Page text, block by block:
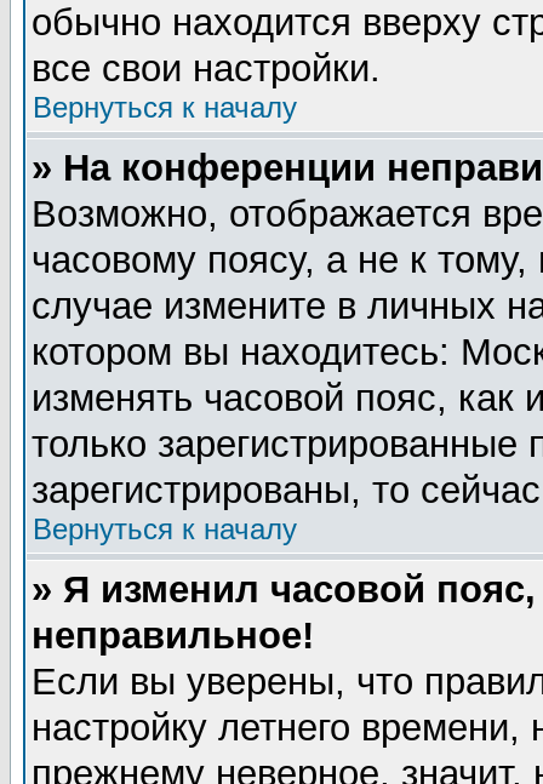
обычно находится вверху
все свои настройки.
Вернуться к началу
» На конференции
Возможно, отображается
часовому поясу, а не к
случае измените в личных
котором вы находитесь:
изменять часовой пояс, как
только
зарегистрированы, то
Вернуться к началу
» Я изменил часовой
неправильное!
Если вы уверены, что
настройку летнего
прежнему неверное,